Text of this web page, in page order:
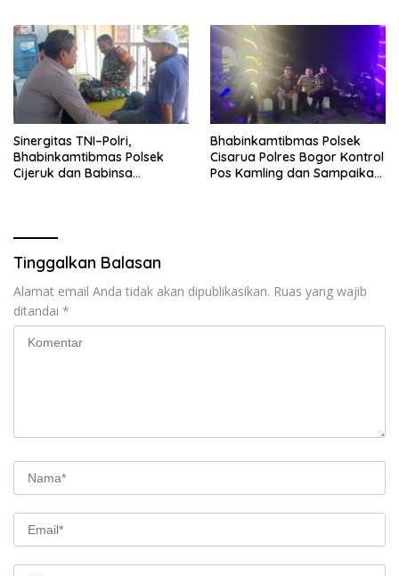
Kamtibmas
Sinergitas TNI–Polri,
Bhabinkamtibmas Polsek
Cijeruk dan Babinsa
Bhabinkamtibmas Polsek
Cisarua Polres Bogor Kontrol
Pos Kamling dan Sampaikan
Tinggalkan Balasan
Alamat email Anda tidak akan dipublikasikan. Ruas yang wajib
ditandai *